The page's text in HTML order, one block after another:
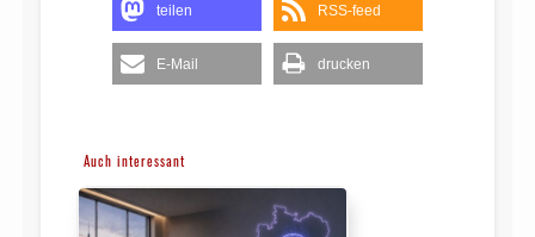
teilen RSS-feed
E-Mail drucken
Auch interessant